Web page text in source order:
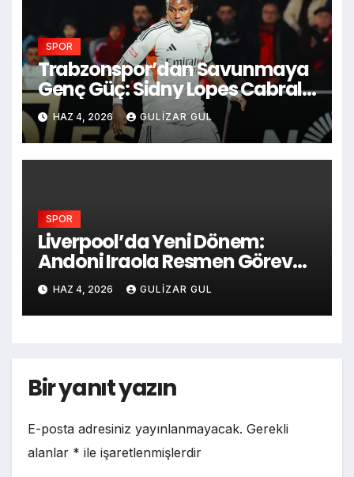
SPOR
Trabzonspor’dan Savunmaya
Genç Güç: Sidny Lopes Cabral
Resmen Açıklandı!
HAZ 4, 2026 GULIZAR GUL
SPOR
Liverpool’da Yeni Dönem:
Andoni Iraola Resmen Göreve
Başladı!
HAZ 4, 2026 GULIZAR GUL
Bir yanıt yazın
E-posta adresiniz yayınlanmayacak. Gerekli
alanlar * ile işaretlenmişlerdir